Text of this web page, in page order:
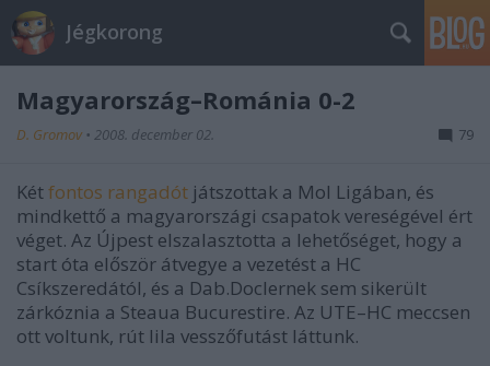
Jégkorong
Magyarország–Románia 0-2
D. Gromov • 2008. december 02. 79
Kétfontos rangadót játszottak a Mol Ligában, és
mindkettő a magyarországi csapatok vereségével ért
véget. Az Újpest elszalasztotta a lehetőséget, hogy a
start óta először átvegye a vezetést a HC
Csíkszeredától, és a Dab.Doclernek sem sikerült
zárkóznia a Steaua Bucurestire. Az UTE–HC meccsen
ott voltunk, rút lila vesszőfutást láttunk.